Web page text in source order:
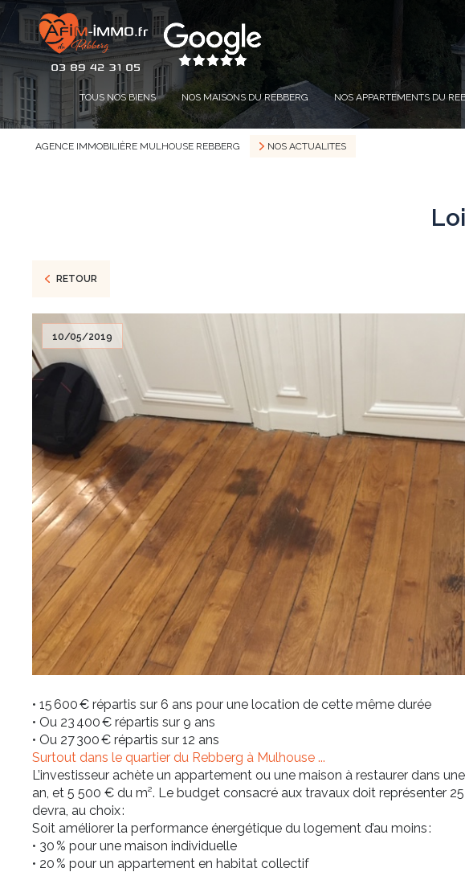
TOUS NOS BIENS NOS MAISONS DU REBBERG NOS APPARTEMENTS DU
AGENCE IMMOBILIÈRE MULHOUSE REBBERG NOS ACTUALITES
RETOUR
10/05/2019
• 15 600 € répartis sur 6 ans pour une location de cette même durée
• Ou 23 400 € répartis sur 9 ans
• Ou 27 300 € répartis sur 12 ans
Surtout dans le quartier du Rebberg à Mulhouse ...
L’investisseur achète un appartement ou une maison à restaurer dans
an, et 5 500 € du m². Le budget consacré aux travaux doit représenter
devra, au choix :
Soit améliorer la performance énergétique du logement d’au moins :
• 30 % pour une maison individuelle
• 20 % pour un appartement en habitat collectif